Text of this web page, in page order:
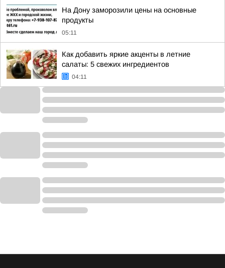
На Дону заморозили цены на основные
продукты
05:11
Как добавить яркие акценты в летние
салаты: 5 свежих ингредиентов
04:11